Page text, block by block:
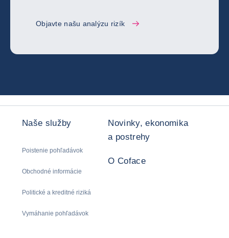
Objavte našu analýzu rizík
Naše služby
Poistenie pohľadávok
Obchodné informácie
Politické a kreditné riziká
Vymáhanie pohľadávok
Novinky, ekonomika
a postrehy
O Coface